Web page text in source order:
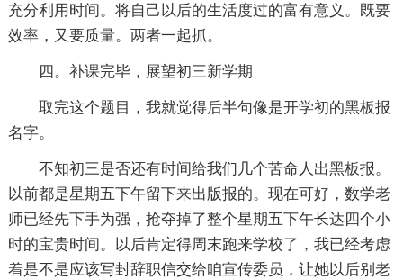
充分利用时间。将自己以后的生活度过的富有意义。既要
效率，又要质量。两者一起抓。
四。补课完毕，展望初三新学期
取完这个题目，我就觉得后半句像是开学初的黑板报
名字。
不知初三是否还有时间给我们几个苦命人出黑板报。
以前都是星期五下午留下来出版报的。现在可好，数学老
师已经先下手为强，抢夺掉了整个星期五下午长达四个小
时的宝贵时间。以后肯定得周末跑来学校了，我已经考虑
着是不是应该写封辞职信交给咱宣传委员，让她以后别老